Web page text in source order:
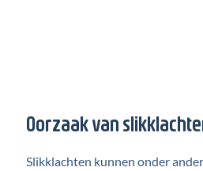
Oorzaak van
Slikklachten kunnen onder